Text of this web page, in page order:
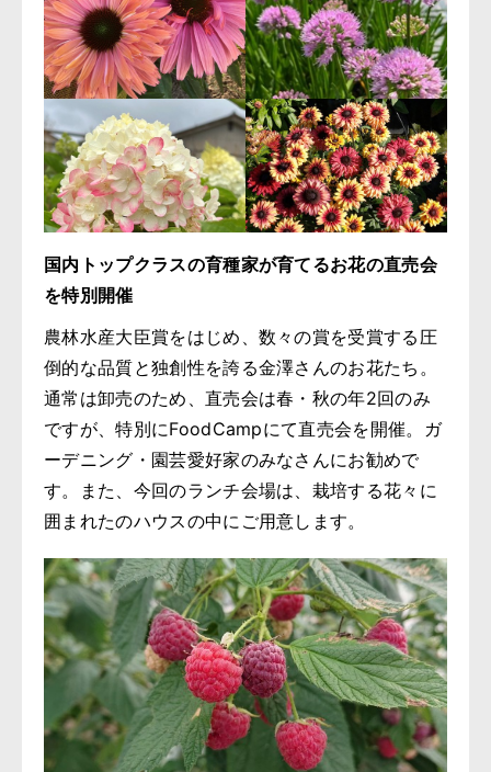
国内トップクラスの育種家が育てるお花の直売会
を特別開催
農林水産大臣賞をはじめ、数々の賞を受賞する圧
倒的な品質と独創性を誇る金澤さんのお花たち。
通常は卸売のため、直売会は春・秋の年2回のみ
ですが、特別にFoodCampにて直売会を開催。ガ
ーデニング・園芸愛好家のみなさんにお勧めで
す。また、今回のランチ会場は、栽培する花々に
囲まれたのハウスの中にご用意します。